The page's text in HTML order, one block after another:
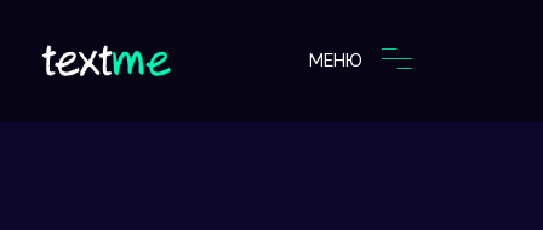
МЕНЮ